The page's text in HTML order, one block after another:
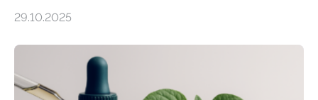
Forschende die bisher älteste bekannte Stechmücken-
Region Kachin in Myanmar und hat sich in
ausgezeichnetem Zustand erhalten. Es konnte als neue
Art einer neuen Gattung beschrieben werden und trägt
29.10.2025